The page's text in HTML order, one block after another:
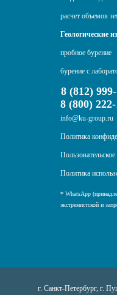
расчет объемов
Геологические
пробное бурение
бурение с
8 (812)
8 (800)
info@ku-group.ru
Политика
Политика
* WhatsApp
экстремистской и
г. Санкт-Петербург, г.